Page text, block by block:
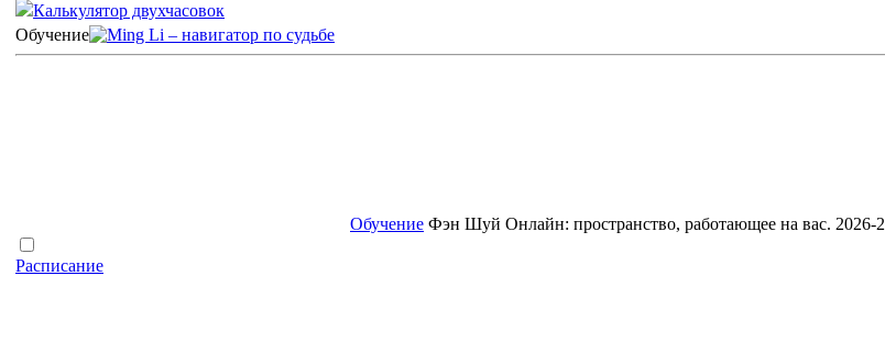
Калькулятор двухчасовок
Обучение
Обучение Фэн Шуй Онлайн: пространство, работающее на вас. 2026-2
Расписание